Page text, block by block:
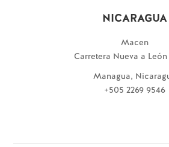
NICARAGUA
Macen
Carretera Nueva a León
Managua,
+505 2269 9546